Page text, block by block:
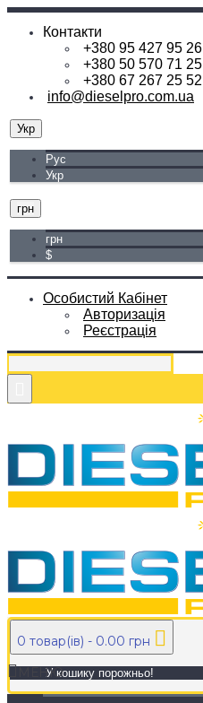
Контакти
+380 95 427 95 26
+380 50 570 71 25
+380 67 267 25 52
info@dieselpro.com.ua
Укр
Рус
Укр
грн
грн
$
Особистий Кабінет
Авторизація
Реєстрація
0 товар(ів) - 0.00 грн
У кошику порожньо!
МЕНЮ